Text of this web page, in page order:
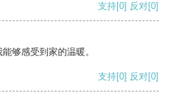
支持[0] 反对[0]
够感受到家的温暖。
支持[0] 反对[0]